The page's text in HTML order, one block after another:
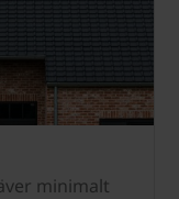
minimalt